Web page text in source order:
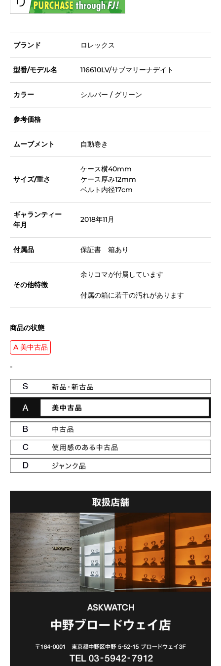
ブランド ロレックス
型番/モデル名 116610LV/サブマリーナデイト
カラー シルバー / グリーン
参考価格
ムーブメント 自動巻き
サイズ/重さ
ケース横40mm
ケース厚み12mm
ベルト内径17cm
ギャランティー
年月
2018年11月
付属品 保証書 箱あり
その他特徴
余りコマが付属しています
付属の箱に若干の汚れがあります
商品の状態
A 美中古品
-